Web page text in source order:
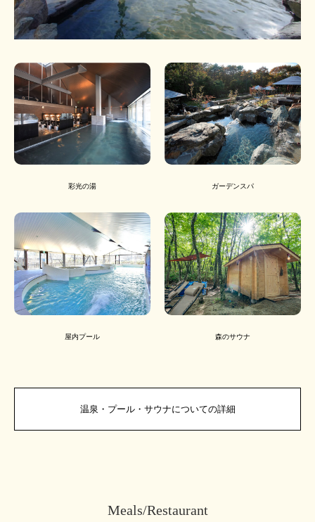
彩光の湯 ガーデンスパ
屋内プール 森のサウナ
温泉・プール・サウナについての詳細
Meals/Restaurant